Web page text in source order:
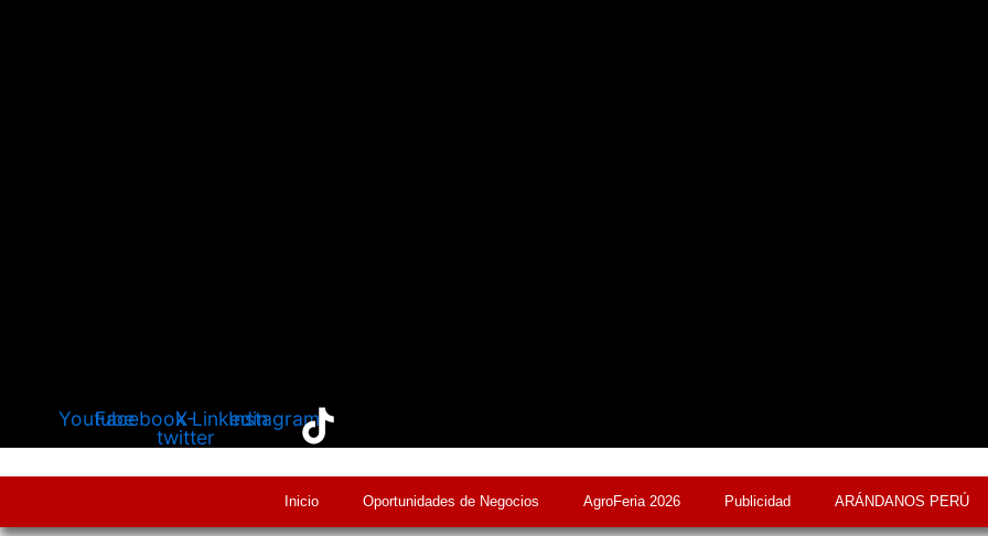
YoutubeFacebookX-
twitter
LinkedinInstagram
Inicio Oportunidades de Negocios AgroFeria 2026 Publicidad ARÁNDANOS PERÚ